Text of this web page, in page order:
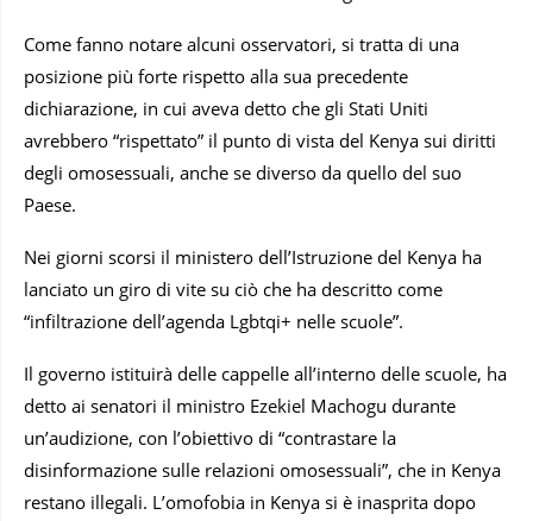
Come fanno notare alcuni osservatori, si tratta di una
posizione più forte rispetto alla sua precedente
dichiarazione, in cui aveva detto che gli Stati Uniti
avrebbero “rispettato” il punto di vista del Kenya sui diritti
degli omosessuali, anche se diverso da quello del suo
Paese.
Nei giorni scorsi il ministero dell’Istruzione del Kenya ha
lanciato un giro di vite su ciò che ha descritto come
“infiltrazione dell’agenda Lgbtqi+ nelle scuole”.
Il governo istituirà delle cappelle all’interno delle scuole, ha
detto ai senatori il ministro Ezekiel Machogu durante
un’audizione, con l’obiettivo di “contrastare la
disinformazione sulle relazioni omosessuali”, che in Kenya
restano illegali. L’omofobia in Kenya si è inasprita dopo